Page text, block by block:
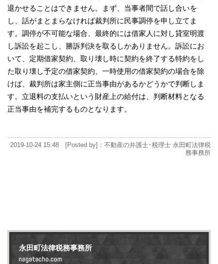
退かせることはできません。まず、当事者間で話し合いを
し、話がまとまらなければ裁判所に民事調停を申し立てま
す。調停が不可能な場合、最終的には借家人に対し貸室明渡
し訴訟を起こし、勝訴判決を取るしかありません。訴訟にお
いて、定期借家契約、取り壊し時に契約を終了する特約をし
た取り壊し予定の借家契約、一時使用の借家契約の場合を除
けば、裁判所は家主側に正当事由があるかどうかで判断しま
す。立退料の支払いという財産上の給付は、判断材料となる
正当事由を補完するものとなります。
2019-10-24 15:48 [Posted by]：不動産の弁護士･税理士 永田町法律税
務事務所
永田町法律税務事務所